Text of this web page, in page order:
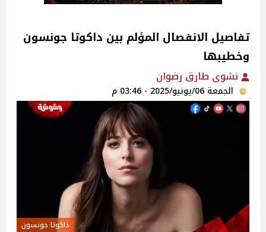
تفاصيل الانفصال المؤلم بين داكوتا جونسون
وخطيبها
نشوى طارق رضوان
الجمعة 06/يونيو/2025 - 03:46 م
داكوتا جونسون